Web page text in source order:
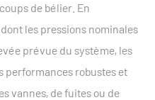
de bélier. En
les pressions nominales
prévue du système, les
performances robustes et
vannes, de fuites ou de